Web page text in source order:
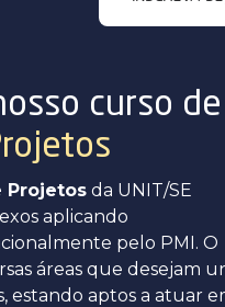
curso de
Projetos da UNIT/SE
aplicando
pelo PMI. O
áreas que desejam
estando aptos a atuar